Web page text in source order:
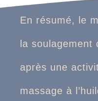
En résumé, le
la
après une
massage à